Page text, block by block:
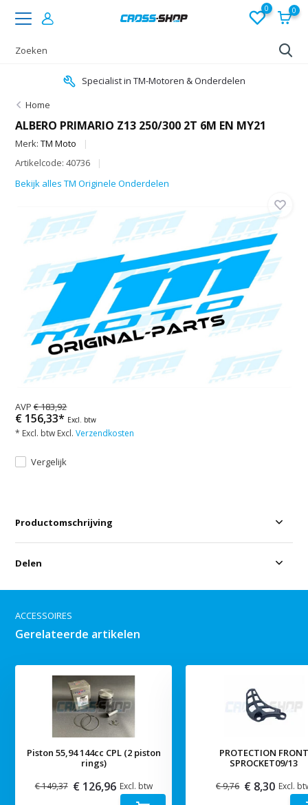
0 0
Specialist in TM-Motoren & Onderdelen
Home
ALBERO PRIMARIO Z13 250/300 2T 6M EN MY21
Merk:TM Moto
Artikelcode: 40736
Bekijk alles TM Originele Onderdelen
AVP€ 183,92
€ 156,33* Excl. btw
* Excl. btw Excl.Verzendkosten
Vergelijk
Productomschrijving
Delen
ACCESSOIRES
Gerelateerde artikelen
Piston 55,94 144cc CPL (2 piston
rings)
€ 149,37 € 126,96 Excl. btw
PROTECTION FRONT
SPROCKET09/13
€ 9,76 € 8,30 Excl.